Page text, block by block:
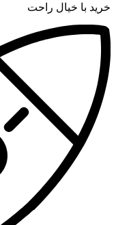
خرید با خیال راحت